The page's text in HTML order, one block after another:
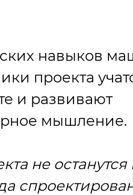
навыков
проекта
и развивают
мышление.
не останутся